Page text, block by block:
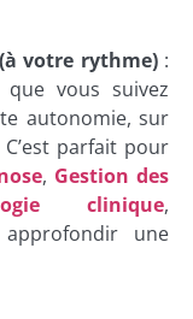
votre rythme):
vous suivez
autonomie, sur
C’est parfait pour
, Gestion des
clinique,
une